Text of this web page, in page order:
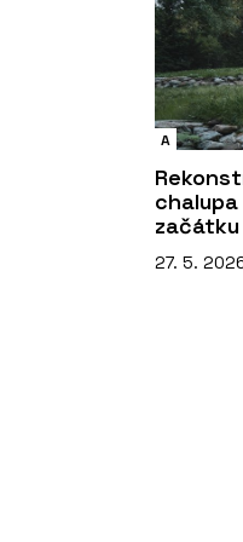
A
začátku
27. 5.